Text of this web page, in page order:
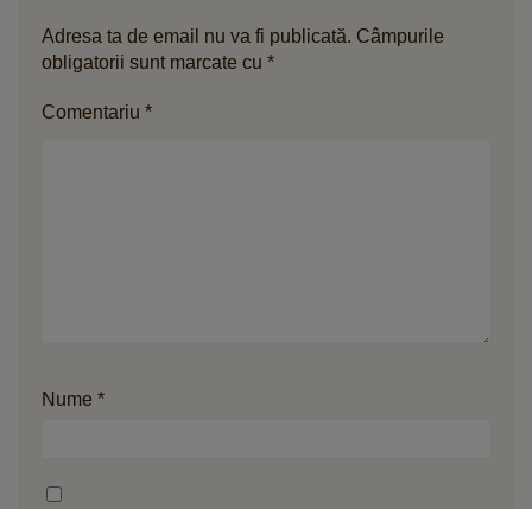
Adresa ta de email nu va fi publicată. Câmpurile
obligatorii sunt marcate cu *
Comentariu *
Nume *